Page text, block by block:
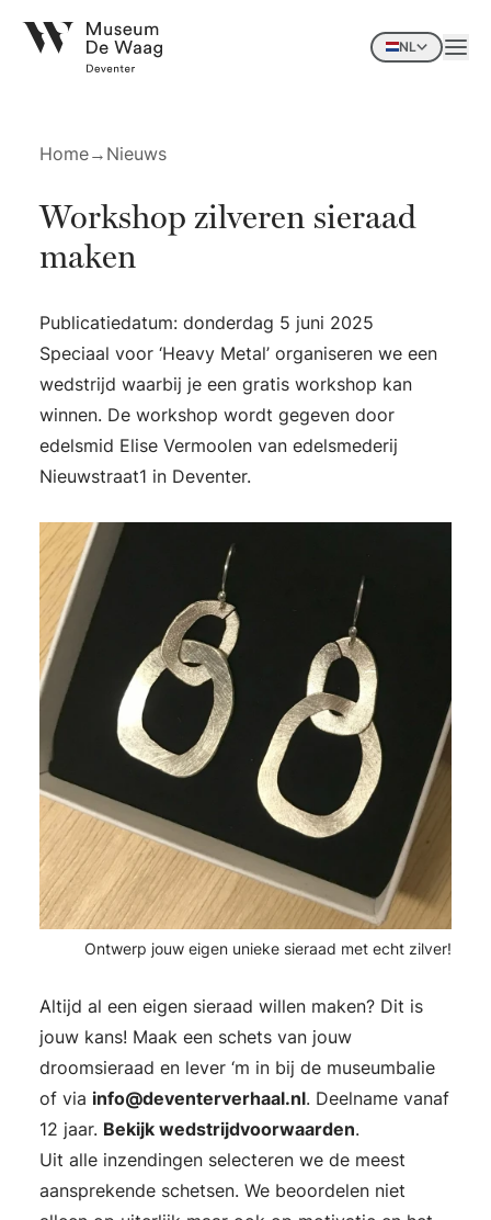
NL
Home→ Nieuws
Workshop zilveren sieraad
maken
Publicatiedatum: donderdag 5 juni 2025
Speciaal voor ‘Heavy Metal’ organiseren we een
wedstrijd waarbij je een gratis workshop kan
winnen. De workshop wordt gegeven door
edelsmid Elise Vermoolen van edelsmederij
Nieuwstraat1 in Deventer.
Ontwerp jouw eigen unieke sieraad met echt zilver!
Altijd al een eigen sieraad willen maken? Dit is
jouw kans! Maak een schets van jouw
droomsieraad en lever ‘m in bij de museumbalie
of via info@deventerverhaal.nl. Deelname vanaf
12 jaar. Bekijk wedstrijdvoorwaarden.
Uit alle inzendingen selecteren we de meest
aansprekende schetsen. We beoordelen niet